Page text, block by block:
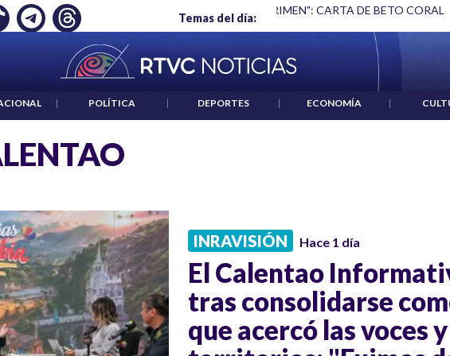
Temas del día:
EMPLEO: JP MORGAN "HABLAR NO ES UN CRIMEN": CARTA DE BETO CORAL
| POLÍTICA | DEPORTES | ECONOMÍA |
INRAVISIÓN Hace 1 día
El Calentao
tras consolidarse
que acercó las voces